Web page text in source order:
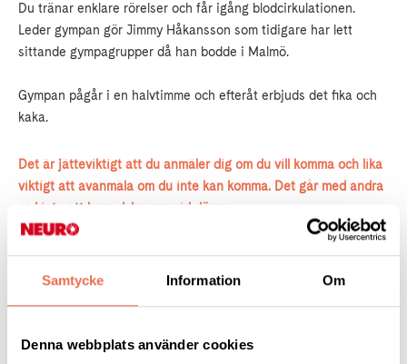
Samtycke Information Om
Denna webbplats använder cookies
Du tränar enklare rörelser och får igång blodcirkulationen.
Leder gympan gör Jimmy Håkansson som tidigare har lett
sittande gympagrupper då han bodde i Malmö.
Gympan pågår i en halvtimme och efteråt erbjuds det fika och
kaka.
Det är jätteviktigt att du anmäler dig om du vill komma och lika
viktigt att avanmäla om du inte kan komma. Det går med andra
ord inte att bara dyka upp vid dörren.
Anmälan/återbud,senast två dagar i förväg, via e-post:
stockholm@neuro.se
eller på telefon
därefter 25/9, 2/10, 16/10, 23/10 och 6/11